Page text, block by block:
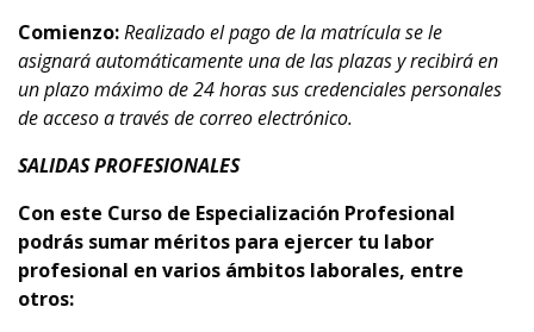
Comienzo:Realizado el pago de la matrícula se le
asignará automáticamente una de las plazas y recibirá en
un plazo máximo de 24 horas sus credenciales personales
de acceso a través de correo electrónico.
SALIDAS PROFESIONALES
Con este Curso de Especialización Profesional
podrás sumar méritos para ejercer tu labor
profesional en varios ámbitos laborales, entre
otros: